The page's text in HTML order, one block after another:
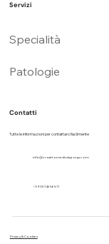
Servizi
Specialità
Patologie
Contatti
Tutte le informazioni per contattarci facilmente
info@croattomedicalgroup.com
+39 3514656511
Privacy & Cookies